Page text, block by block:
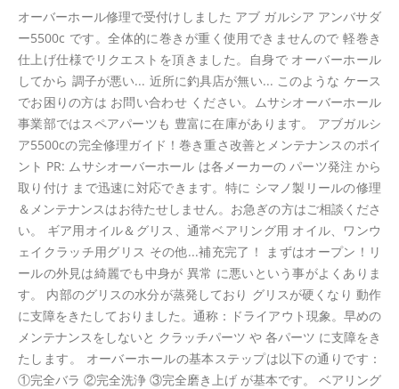
オーバーホール修理で受付けしました アブ ガルシア アンバサダ
ー5500c です。全体的に巻きが重く使用できませんので 軽巻き
仕上げ仕様でリクエストを頂きました。自身で オーバーホール
してから 調子が悪い... 近所に釣具店が無い... このような ケース
でお困りの方は お問い合わせ ください。ムサシオーバーホール
事業部ではスペアパーツも 豊富に在庫があります。 アブガルシ
ア5500cの完全修理ガイド！巻き重さ改善とメンテナンスのポイ
ント PR: ムサシオーバーホール は各メーカーの パーツ発注 から
取り付け まで迅速に対応できます。特に シマノ製リールの修理
＆メンテナンスはお待たせしません。お急ぎの方はご相談くださ
い。 ギア用オイル＆グリス、通常ベアリング用 オイル、ワンウ
ェイクラッチ用グリス その他...補充完了！ まずはオープン！リ
ールの外見は綺麗でも中身が 異常 に悪いという事がよくありま
す。 内部のグリスの水分が蒸発しており グリスが硬くなり 動作
に支障をきたしておりました。通称：ドライアウト現象。早めの
メンテナンスをしないと クラッチパーツ や 各パーツ に支障をき
たします。 オーバーホールの基本ステップは以下の通りです：
①完全バラ ②完全洗浄 ③完全磨き上げ が基本です。 ベアリング